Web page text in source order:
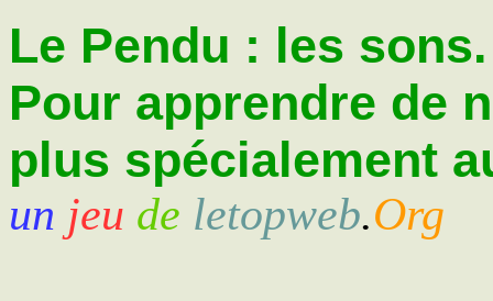
Le Pendu : les sons.
Pour apprendre de
plus spécialement
un jeu de letopweb.Org